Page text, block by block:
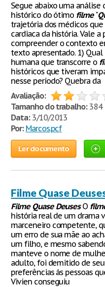
Segue abaixo uma
histórico do ótimo filme"
trajetória dos médicos
cardiaca da história. Vale
compreender o contexto
texto apresentado. 1)
humana que transcorre o
históricos que tiveram
nesse período? Quebra da
Avaliação:
Tamanho do trabalho:384
Data:3/10/2013
Por: Marcos.pcf
Ler documento
Filme Quase
Filme Quase DeusesO
história real de um drama
marceneiro competente,
um erro de sua mãe ao
um filho, e mesmo
manteve o nome de
adulto, foi demitido de
preferências ás pessoas
Vivien conseguiu